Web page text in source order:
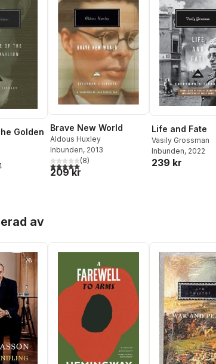
Golden
Totalt antal röster:
Brave New World
Aldous Huxley
Inbunden, 2013
5,0utav 5 stjärnor. Totalt antal röster:
(8)
209 kr
Life and Fate
Vasily Grossman
Inbunden, 2022
239 kr
av